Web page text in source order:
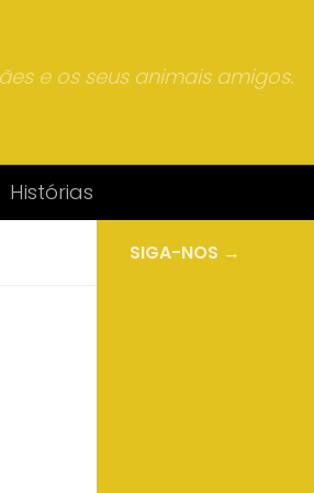
e os seus animais amigos.
Histórias
SIGA-NOS →